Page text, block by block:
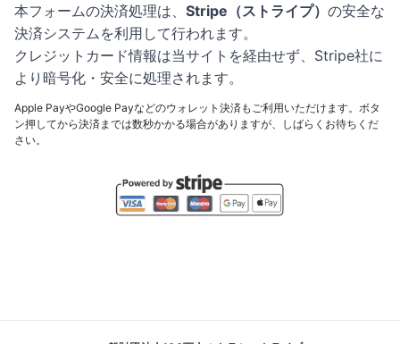
本フォームの決済処理は、 Stripe（ストライプ） の安全な
決済システムを利用して行われます。
クレジットカード情報は当サイトを経由せず、Stripe社に
より暗号化・安全に処理されます。
Apple PayやGoogle Payなどのウォレット決済もご利用いただけます。ボタ
ン押してから決済までは数秒かかる場合がありますが、しばらくお待ちくだ
さい。